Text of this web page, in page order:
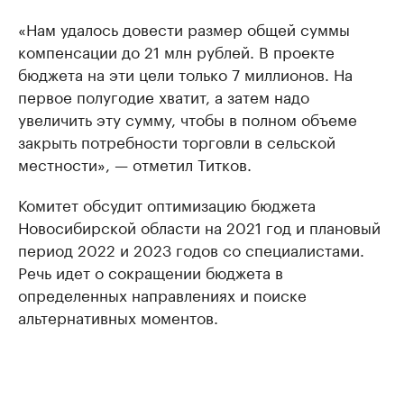
«Нам удалось довести размер общей суммы
компенсации до 21 млн рублей. В проекте
бюджета на эти цели только 7 миллионов. На
первое полугодие хватит, а затем надо
увеличить эту сумму, чтобы в полном объеме
закрыть потребности торговли в сельской
местности», — отметил Титков.
Комитет обсудит оптимизацию бюджета
Новосибирской области на 2021 год и плановый
период 2022 и 2023 годов со специалистами.
Речь идет о сокращении бюджета в
определенных направлениях и поиске
альтернативных моментов.